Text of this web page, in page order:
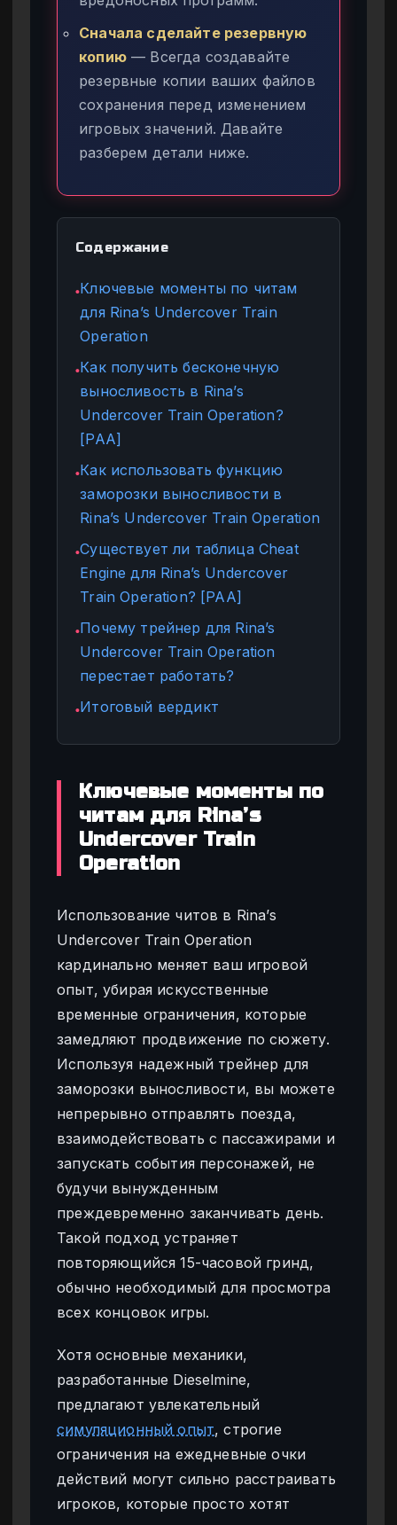
Сначала сделайте резервную
копию— Всегда создавайте
резервные копии ваших файлов
сохранения перед изменением
игровых значений. Давайте
разберем детали ниже.
Содержание
●Ключевые моменты по читам
для Rina’s Undercover Train
Operation
●Как получить бесконечную
выносливость в Rina’s
Undercover Train Operation?
[PAA]
●Как использовать функцию
заморозки выносливости в
Rina’s Undercover Train Operation
●Существует ли таблица Cheat
Engine для Rina’s Undercover
Train Operation? [PAA]
●Почему трейнер для Rina’s
Undercover Train Operation
перестает работать?
●Итоговый вердикт
Ключевые моменты по
читам для Rina’s
Undercover Train
Operation
Использование читов в Rina’s
Undercover Train Operation
кардинально меняет ваш игровой
опыт, убирая искусственные
временные ограничения, которые
замедляют продвижение по сюжету.
Используя надежный трейнер для
заморозки выносливости, вы можете
непрерывно отправлять поезда,
взаимодействовать с пассажирами и
запускать события персонажей, не
будучи вынужденным
преждевременно заканчивать день.
Такой подход устраняет
повторяющийся 15-часовой гринд,
обычно необходимый для просмотра
всех концовок игры.
Хотя основные механики,
разработанные Dieselmine,
предлагают увлекательный
симуляционный опыт, строгие
ограничения на ежедневные очки
действий могут сильно расстраивать
игроков, которые просто хотят